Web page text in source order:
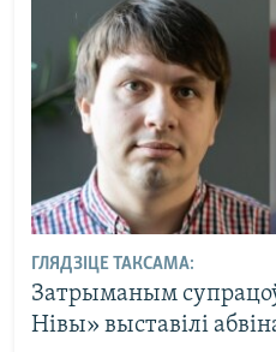
ГЛЯДЗІЦЕ ТАКСАМА:
Затрыманым
Нівы» выставілі